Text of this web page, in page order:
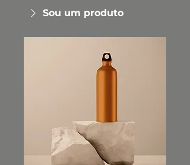
Sou um produto